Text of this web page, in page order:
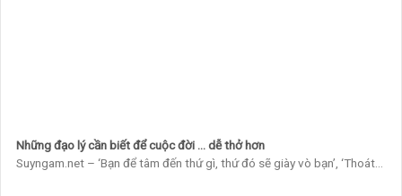
Những đạo lý cần biết để cuộc đời … dễ thở hơn
Suyngam.net – ‘Bạn để tâm đến thứ gì, thứ đó sẽ giày vò bạn’, ‘Thoát...